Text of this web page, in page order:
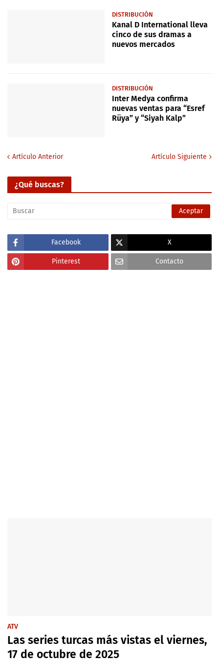
DISTRIBUCIÓN
Kanal D International lleva
cinco de sus dramas a
nuevos mercados
DISTRIBUCIÓN
Inter Medya confirma
nuevas ventas para “Esref
Rüya” y “Siyah Kalp”
Artículo Anterior Artículo Siguiente
¿Qué buscas?
Facebook X
Pinterest Contacto
ATV
Las series turcas más vistas el viernes,
17 de octubre de 2025